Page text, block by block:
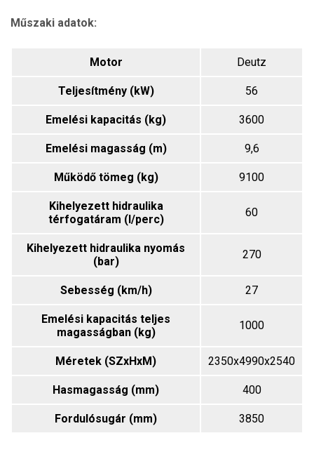
Műszaki adatok:
Motor Deutz
Teljesítmény (kW) 56
Emelési kapacitás (kg) 3600
Emelési magasság (m) 9,6
Működő tömeg (kg) 9100
Kihelyezett hidraulika
térfogatáram (l/perc)
60
Kihelyezett hidraulika nyomás
(bar)
270
Sebesség (km/h) 27
Emelési kapacitás teljes
magasságban (kg)
1000
Méretek (SZxHxM) 2350x4990x2540
Hasmagasság (mm) 400
Fordulósugár (mm) 3850